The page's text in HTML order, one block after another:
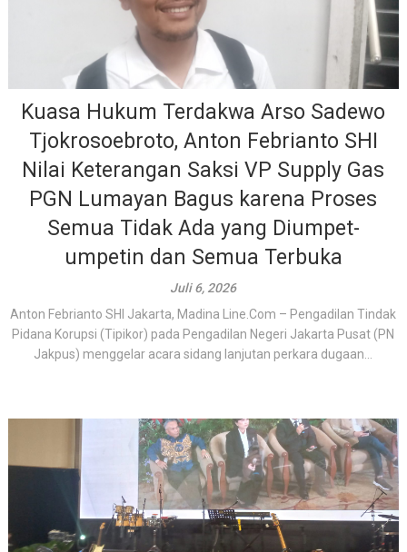
Kuasa Hukum Terdakwa Arso Sadewo
Tjokrosoebroto, Anton Febrianto SHI
Nilai Keterangan Saksi VP Supply Gas
PGN Lumayan Bagus karena Proses
Semua Tidak Ada yang Diumpet-
umpetin dan Semua Terbuka
Juli 6, 2026
Anton Febrianto SHI Jakarta, Madina Line.Com – Pengadilan Tindak
Pidana Korupsi (Tipikor) pada Pengadilan Negeri Jakarta Pusat (PN
Jakpus) menggelar acara sidang lanjutan perkara dugaan...